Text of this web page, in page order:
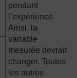
pendant
l’expérience.
Ainsi, la
variable
mesurée devrait
changer. Toutes
les autres